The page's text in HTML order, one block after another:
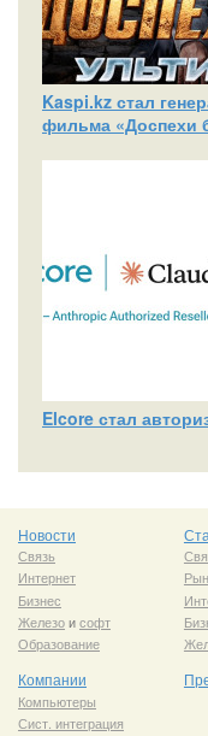
Kaspi.kz стал
фильма «Доспехи
Elcore стал
Новости
Связь
Интернет
Бизнес
Железоисофт
Образование
Компании
Компьютеры
Сист. интеграция